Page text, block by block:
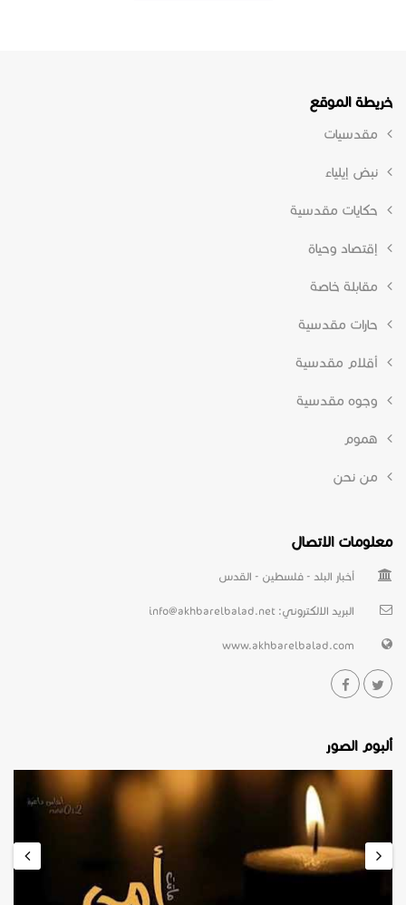
خريطة الموقع
مقدسيات
نبض إيلياء
حكايات مقدسية
إقتصاد وحياة
مقابلة خاصة
حارات مقدسية
أقلام مقدسية
وجوه مقدسية
هموم
من نحن
معلومات الاتصال
أخبار البلد - فلسطين - القدس
البريد الالكتروني: info@akhbarelbalad.net
www.akhbarelbalad.com
ألبوم الصور